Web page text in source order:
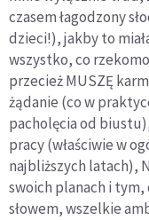
czasem łagodzony
dzieci!), jakby to
wszystko, co
przecież MUSZĘ
żądanie (co w
pacholęcia od
pracy (właściwie w
najbliższych latach),
swoich planach i tym,
słowem, wszelkie